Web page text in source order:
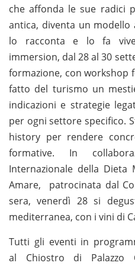
che affonda le sue radici
antica, diventa un modello
lo racconta e lo fa
immersion, dal 28 al 30
formazione, con
fatto del turismo un
indicazioni e strategie
per ogni settore specifico.
history per rendere
formative. In
Internazionale della Dieta
Amare, patrocinata dal
sera, venerdì 28 si
mediterranea, con i vini di
Tutti gli eventi in
al Chiostro di Palazzo